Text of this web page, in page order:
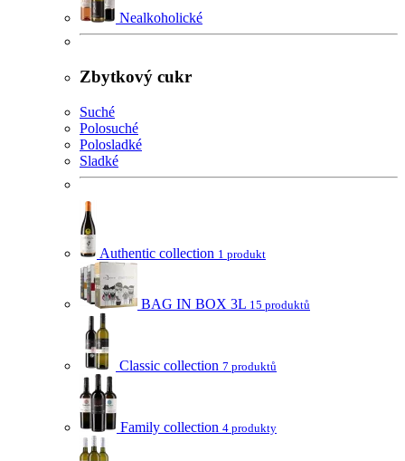
Nealkoholické
Zbytkový cukr
Suché
Polosuché
Polosladké
Sladké
Authentic collection 1 produkt
BAG IN BOX 3L 15 produktů
Classic collection 7 produktů
Family collection 4 produkty